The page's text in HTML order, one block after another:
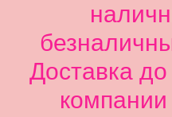
Доставка